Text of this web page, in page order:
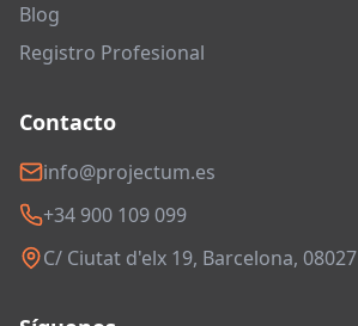
Blog
Registro Profesional
Contacto
info@projectum.es
+34 900 109 099
C/ Ciutat d'elx 19, Barcelona, 08027